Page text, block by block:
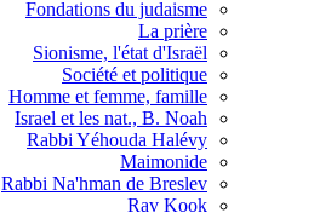
Fondations du judaisme
La prière
Sionisme, l'état d'Israël
Société et politique
Homme et femme, famille
Israel et les nat., B. Noah
Rabbi Yéhouda Halévy
Maimonide
Rabbi Na'hman de Breslev
Rav Kook